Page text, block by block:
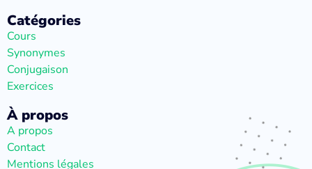
Catégories
Cours
Synonymes
Conjugaison
Exercices
À propos
A propos
Contact
Mentions légales